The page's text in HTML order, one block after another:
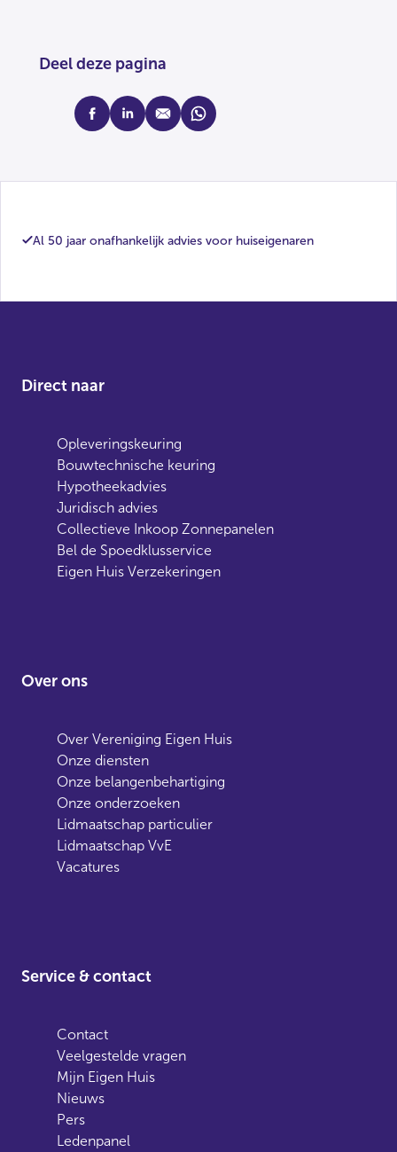
Deel deze pagina
facebooklinkedinmail whatsapp
Al 50 jaar onafhankelijk advies voor huiseigenaren
Direct naar
Opleveringskeuring
Bouwtechnische keuring
Hypotheekadvies
Juridisch advies
Collectieve Inkoop Zonnepanelen
Bel de Spoedklusservice
Eigen Huis Verzekeringen
Over ons
Over Vereniging Eigen Huis
Onze diensten
Onze belangenbehartiging
Onze onderzoeken
Lidmaatschap particulier
Lidmaatschap VvE
Vacatures
Service & contact
Contact
Veelgestelde vragen
Mijn Eigen Huis
Nieuws
Pers
Ledenpanel